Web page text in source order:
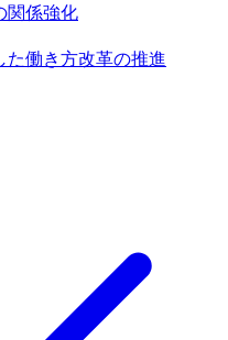
関係強化
た働き方改革の推進